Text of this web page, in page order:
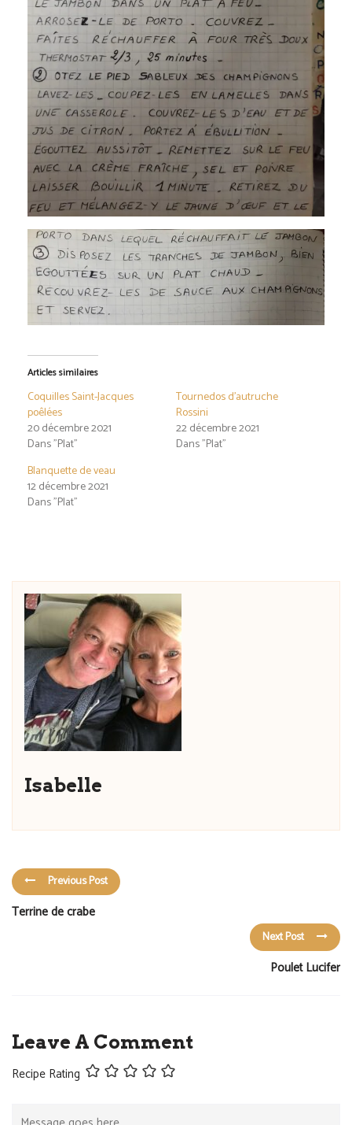
Articles similaires
Coquilles Saint-Jacques
poêlées
20 décembre 2021
Dans "Plat"
Tournedos d’autruche
Rossini
22 décembre 2021
Dans "Plat"
Blanquette de veau
12 décembre 2021
Dans "Plat"
Isabelle
Previous Post
Terrine de crabe
Next Post
Poulet Lucifer
Leave A Comment
Recipe Rating